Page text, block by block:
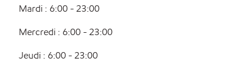
Mardi : 6:00 - 23:00
Mercredi : 6:00 - 23:00
Jeudi : 6:00 - 23:00